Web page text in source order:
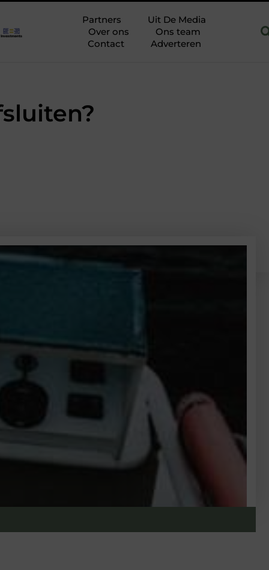
Partners
Uit De Media
Over ons
Ons team
Contact
Adverteren